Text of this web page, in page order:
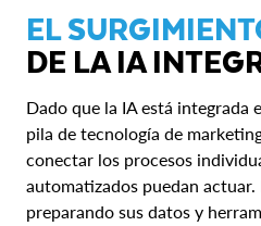
EL
DE LA IA
Dado que la IA está integrada
pila de tecnología de
conectar los procesos
automatizados puedan actuar.
preparando sus datos y